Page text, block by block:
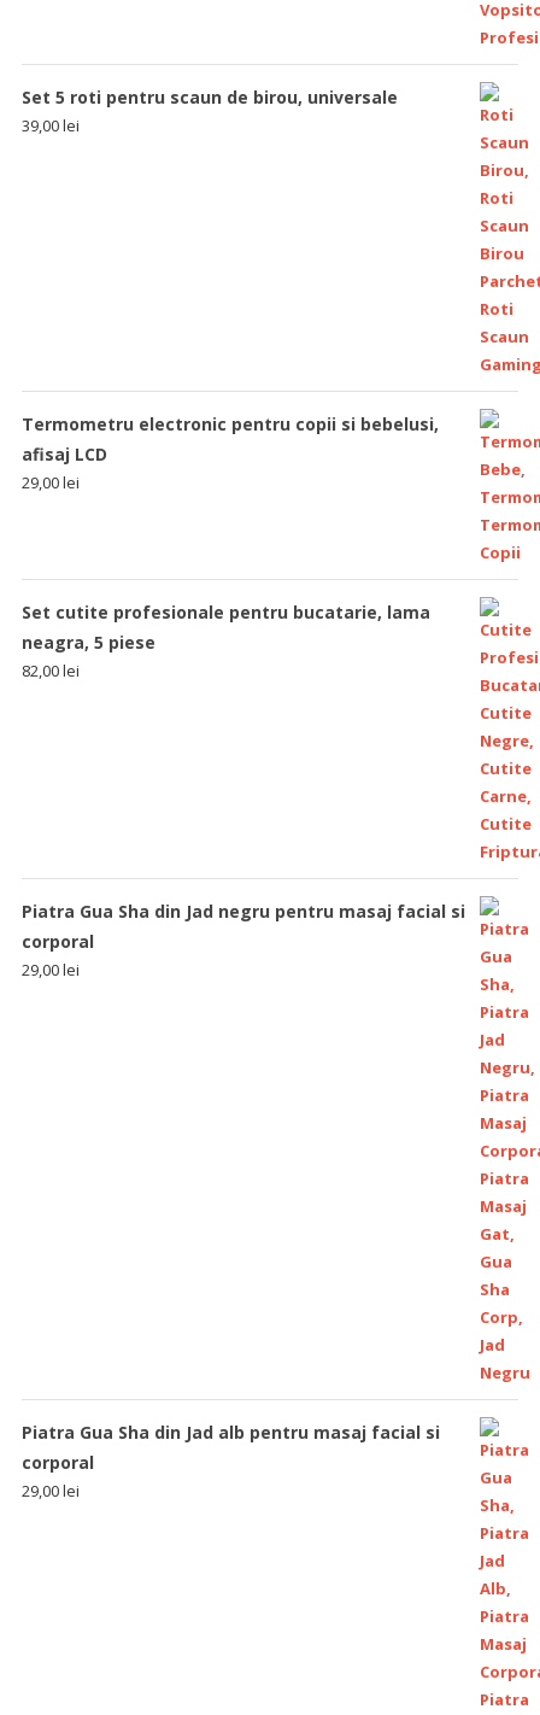
Set 5 roti pentru scaun de birou, universale
39,00lei
Termometru electronic pentru copii si bebelusi,
afisaj LCD
29,00lei
Set cutite profesionale pentru bucatarie, lama
neagra, 5 piese
82,00lei
Piatra Gua Sha din Jad negru pentru masaj facial si
corporal
29,00lei
Piatra Gua Sha din Jad alb pentru masaj facial si
corporal
29,00lei